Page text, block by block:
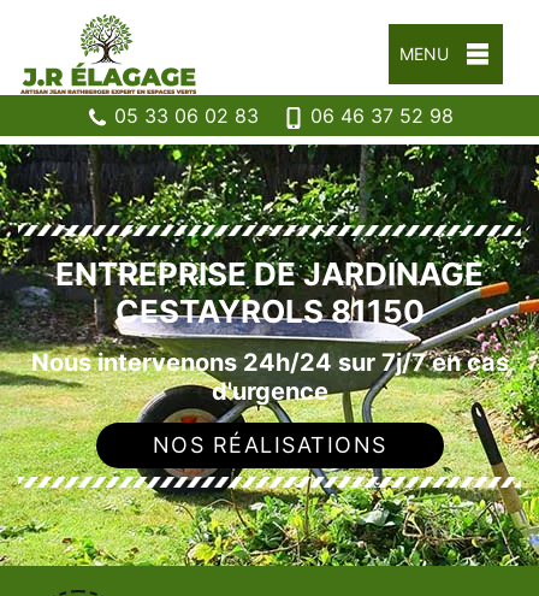
MENU
05 33 06 02 83 06 46 37 52 98
ENTREPRISE DE JARDINAGE
CESTAYROLS 81150
Nous intervenons 24h/24 sur 7j/7 en cas
d'urgence
NOS RÉALISATIONS